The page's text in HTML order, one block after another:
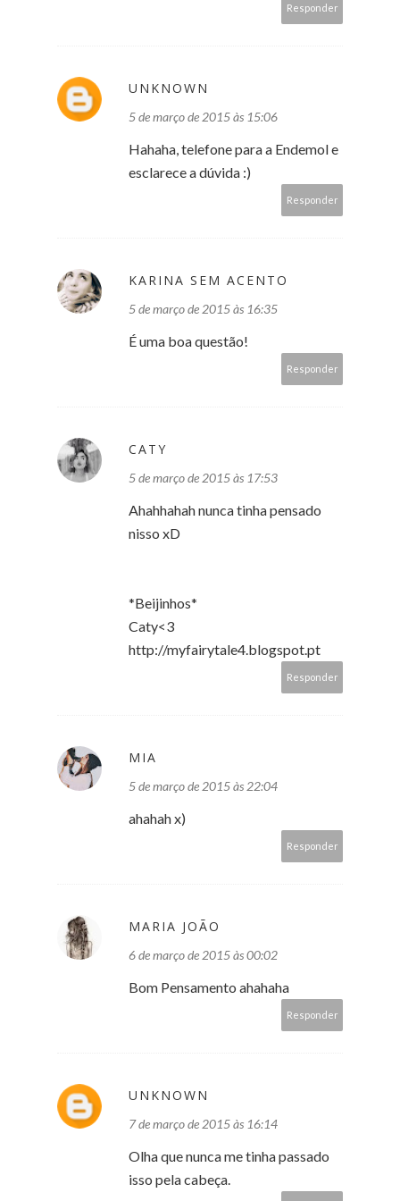
Responder
UNKNOWN
5 de março de 2015 às 15:06
Hahaha, telefone para a Endemol e
esclarece a dúvida :)
Responder
KARINA SEM ACENTO
5 de março de 2015 às 16:35
É uma boa questão!
Responder
CATY
5 de março de 2015 às 17:53
Ahahhahah nunca tinha pensado
nisso xD
*Beijinhos*
Caty<3
http://myfairytale4.blogspot.pt
Responder
MIA
5 de março de 2015 às 22:04
ahahah x)
Responder
MARIA JOÃO
6 de março de 2015 às 00:02
Bom Pensamento ahahaha
Responder
UNKNOWN
7 de março de 2015 às 16:14
Olha que nunca me tinha passado
isso pela cabeça.